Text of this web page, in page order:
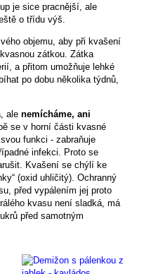
je sice pracnější, ale
o třídu výš.
objemu, aby při kvašení
zátkou. Zátka
a přitom umožňuje lehké
po dobu několika týdnů,
ale nemícháme, ani
se v horní části kvasné
funkci - zabraňuje
infekci. Proto se
Kvašení se chýlí ke
(oxid uhličitý). Ochranný
před vypálením jej proto
kvasu není sladká, má
před samotným